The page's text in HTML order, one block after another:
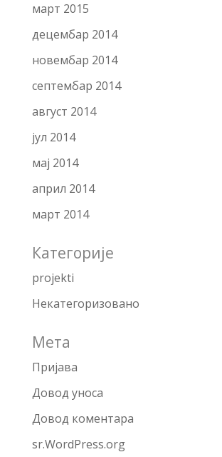
март 2015
децембар 2014
новембар 2014
септембар 2014
август 2014
јул 2014
мај 2014
април 2014
март 2014
Категорије
projekti
Некатегоризовано
Мета
Пријава
Довод уноса
Довод коментара
sr.WordPress.org